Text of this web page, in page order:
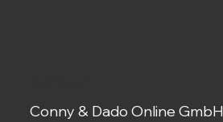
Conny & Dado Online GmbH